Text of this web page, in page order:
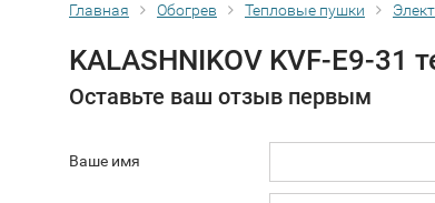
Главная Обогрев Тепловые пушки
KALASHNIKOV KVF-E9-31
Оставьте ваш отзыв первым
Ваше имя